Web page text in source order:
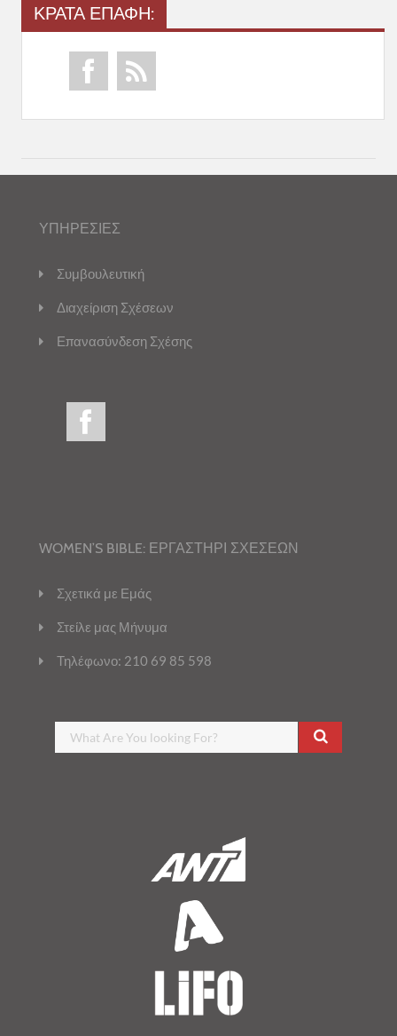
ΚΡΑΤΑ ΕΠΑΦΗ:
ΥΠΗΡΕΣΙΕΣ
Συμβουλευτική
Διαχείριση Σχέσεων
Επανασύνδεση Σχέσης
WOMEN’S BIBLE: ΕΡΓΑΣΤΗΡΙ ΣΧΕΣΕΩΝ
Σχετικά με Εμάς
Στείλε μας Μήνυμα
Τηλέφωνο: 210 69 85 598